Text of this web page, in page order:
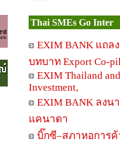
Thai SMEs Go Inter
EXIM BANK แถล
บทบาท Export Co-
EXIM Thailand
Investment,
EXIM BANK ลงน
แคนาดา
บิ๊กซี–สภาหอการค้